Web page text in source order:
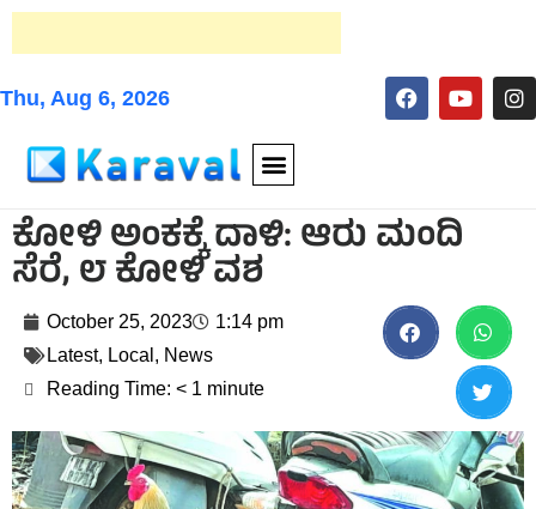
Thu, Aug 6, 2026
ಕೋಳಿ ಅಂಕಕ್ಕೆ ದಾಳಿ: ಆರು ಮಂದಿ
ಸೆರೆ, ೮ ಕೋಳಿ ವಶ
October 25, 2023
1:14 pm
Latest, Local , News
Reading Time: < 1 minute